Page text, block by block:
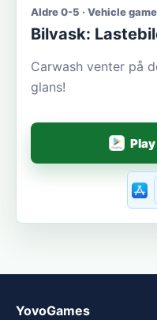
Aldre 0-5 · Vehicle
Bilvask:
Carwash venter på
glans!
YovoGames